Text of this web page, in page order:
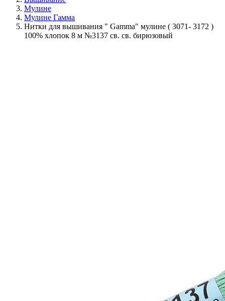
Мулине
Мулине Гамма
Нитки для вышивания " Gamma" мулине ( 3071- 3172 )
100% хлопок 8 м №3137 св. св. бирюзовый